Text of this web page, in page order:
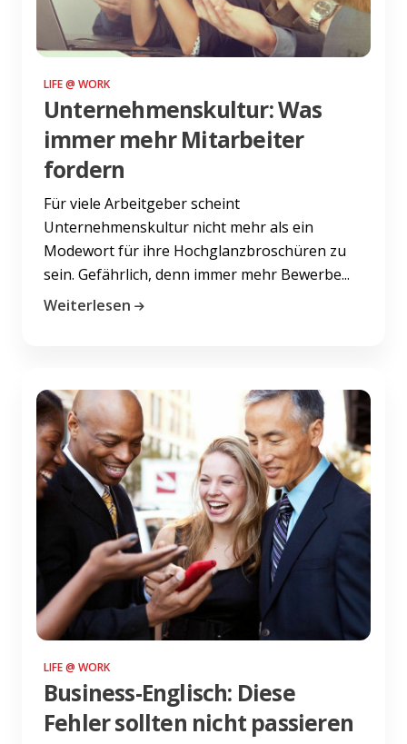
LIFE @ WORK
Unternehmenskultur: Was
immer mehr Mitarbeiter
fordern
Für viele Arbeitgeber scheint
Unternehmenskultur nicht mehr als ein
Modewort für ihre Hochglanzbroschüren zu
sein. Gefährlich, denn immer mehr Bewerbe...
Weiterlesen
LIFE @ WORK
Business-Englisch: Diese
Fehler sollten nicht passieren